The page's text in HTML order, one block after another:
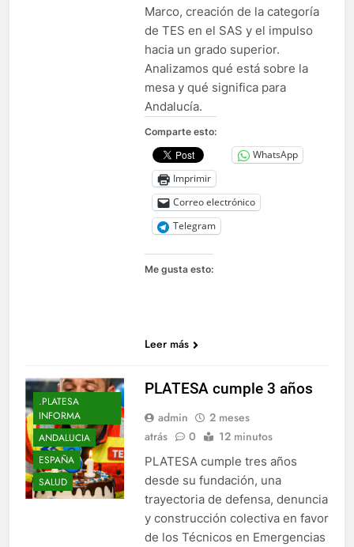
Marco, creación de la categoría
de TES en el SAS y el impulso
hacia un grado superior.
Analizamos qué está sobre la
mesa y qué significa para
Andalucía.
Comparte esto:
WhatsApp
Imprimir
Correo electrónico
Telegram
Me gusta esto:
Leer más
.PLATESA
INFORMA
ANDALUCIA
ESPAÑA
SALUD
PLATESA cumple 3 años
admin
2 meses
atrás
0 12 minutos
PLATESA cumple tres años
desde su fundación, una
trayectoria de defensa, denuncia
y construcción colectiva en favor
de los Técnicos en Emergencias